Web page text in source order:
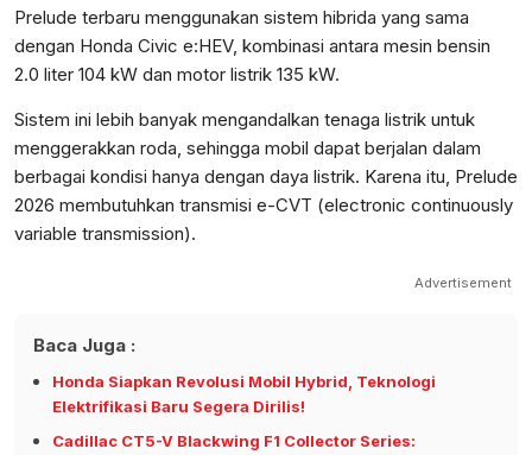
Prelude terbaru menggunakan sistem hibrida yang sama
dengan Honda Civic e:HEV, kombinasi antara mesin bensin
2.0 liter 104 kW dan motor listrik 135 kW.
Sistem ini lebih banyak mengandalkan tenaga listrik untuk
menggerakkan roda, sehingga mobil dapat berjalan dalam
berbagai kondisi hanya dengan daya listrik. Karena itu, Prelude
2026 membutuhkan transmisi e-CVT (electronic continuously
variable transmission).
Advertisement
Baca Juga :
Honda Siapkan Revolusi Mobil Hybrid, Teknologi
Elektrifikasi Baru Segera Dirilis!
Cadillac CT5-V Blackwing F1 Collector Series: